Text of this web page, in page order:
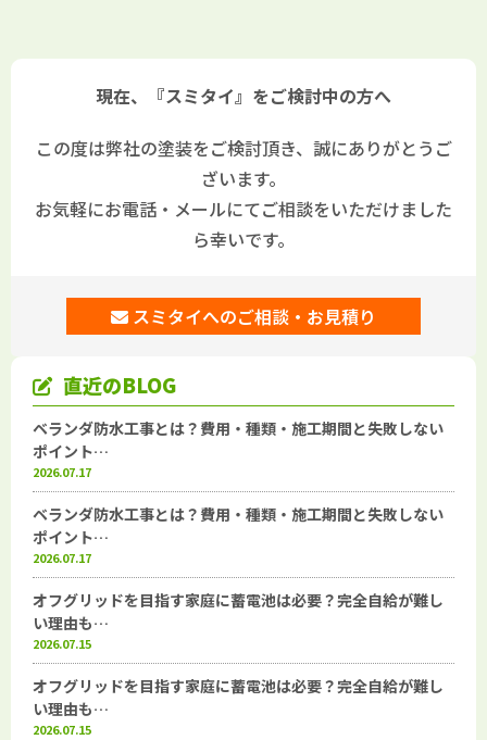
現在、『スミタイ』をご検討中の方へ
この度は弊社の塗装をご検討頂き、誠にありがとうご
ざいます。
お気軽にお電話・メールにてご相談をいただけました
ら幸いです。
スミタイへのご相談・お見積り
直近のBLOG
ベランダ防水工事とは？費用・種類・施工期間と失敗しない
ポイント…
2026.07.17
ベランダ防水工事とは？費用・種類・施工期間と失敗しない
ポイント…
2026.07.17
オフグリッドを目指す家庭に蓄電池は必要？完全自給が難し
い理由も…
2026.07.15
オフグリッドを目指す家庭に蓄電池は必要？完全自給が難し
い理由も…
2026.07.15